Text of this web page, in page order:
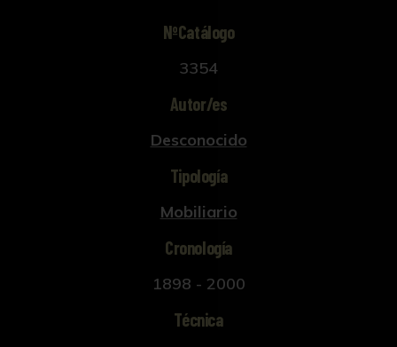
NºCatálogo
3354
Autor/es
Desconocido
Tipología
Mobiliario
Cronología
1898 - 2000
Técnica